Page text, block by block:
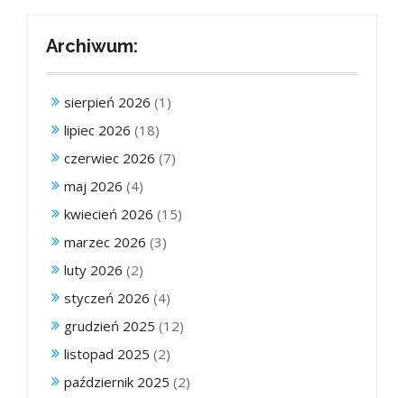
Archiwum:
sierpień 2026 (1)
lipiec 2026 (18)
czerwiec 2026 (7)
maj 2026 (4)
kwiecień 2026 (15)
marzec 2026 (3)
luty 2026 (2)
styczeń 2026 (4)
grudzień 2025 (12)
listopad 2025 (2)
październik 2025 (2)